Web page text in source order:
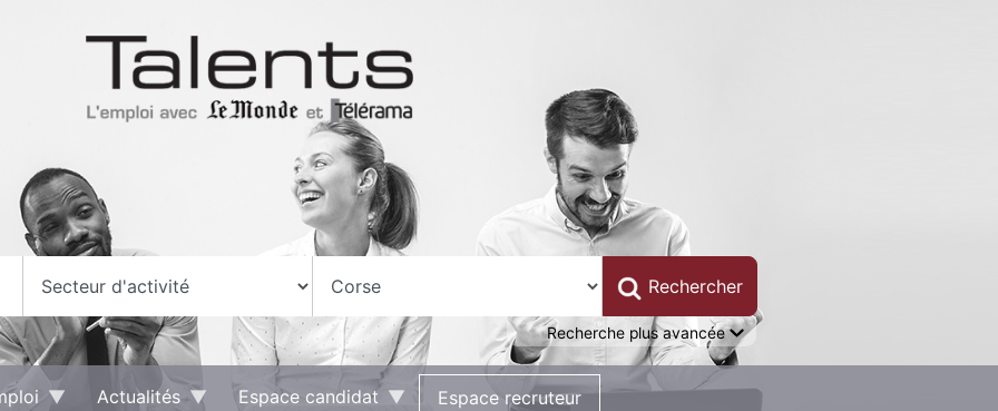
Recherche plus avancée
Actualités Espace candidat Espace recruteur